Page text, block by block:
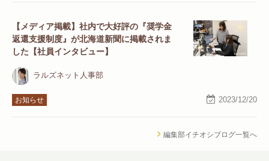
【メディア掲載】社内で大好評の『奨学金
返還支援制度』が北海道新聞に掲載されま
した【社員インタビュー】
ラルズネット人事部
お知らせ 2023/12/20
編集部イチオシブログ一覧へ